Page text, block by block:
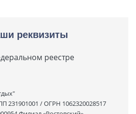
реквизиты
реестре
231901001 / ОГРН 1062320028517